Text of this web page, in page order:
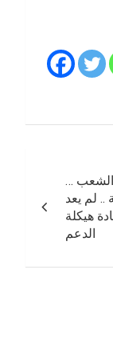
الشعب …
.. لم يعد
هيكلة
الدعم